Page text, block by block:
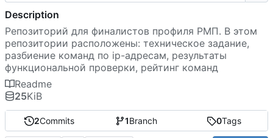
2Commits 1Branch 0Tags
Description
Репозиторий для финалистов профиля РМП. В этом
репозитории расположены: техническое задание,
разбиение команд по ip-адресам, результаты
функциональной проверки, рейтинг команд
Readme
25KiB